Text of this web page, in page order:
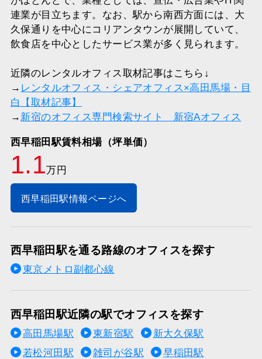
連業が目立ちます。なお、駅から南西方面には、大
久保通りを中心にコリアンタウンが展開していて、
飲食店を中心としたサービス業が多く見られます。
近隣のレンタルオフィス取材記事はこちら↓
→ レンタルオフィス・シェアオフィス×高田馬場・目
白【取材記事】
→ 新宿のオフィス専門検索サイト 新宿Aオフィス
西早稲田駅賃料相場（坪単価）
1.1万円
西早稲田駅情報ページへ
西早稲田駅を通る路線のオフィスを探す
東京メトロ副都心線
西早稲田駅近隣の駅でオフィスを探す
高田馬場駅 東新宿駅
新大久保駅
若松河田駅
雑司が谷駅
早稲田駅